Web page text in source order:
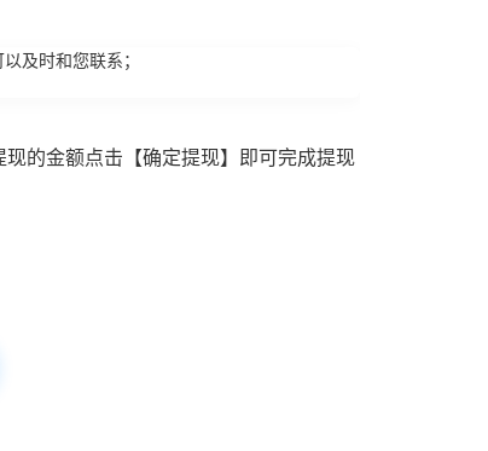
及时和您联系；
的金额点击【确定提现】即可完成提现